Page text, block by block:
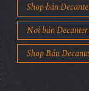
Shop bán
Nơi bán
Shop Bán